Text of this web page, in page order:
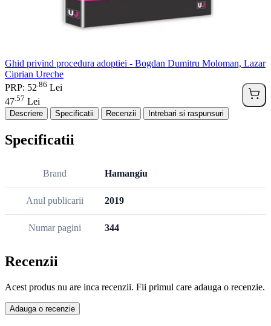
Ghid privind procedura adoptiei - Bogdan Dumitru Moloman, Lazar
Ciprian Ureche
PRP: 52 86 Lei
47 57 Lei
Descriere Specificatii Recenzii Intrebari si raspunsuri
Specificatii
Brand Hamangiu
Anul publicarii 2019
Numar pagini 344
Recenzii
Acest produs nu are inca recenzii. Fii primul care adauga o recenzie.
Adauga o recenzie